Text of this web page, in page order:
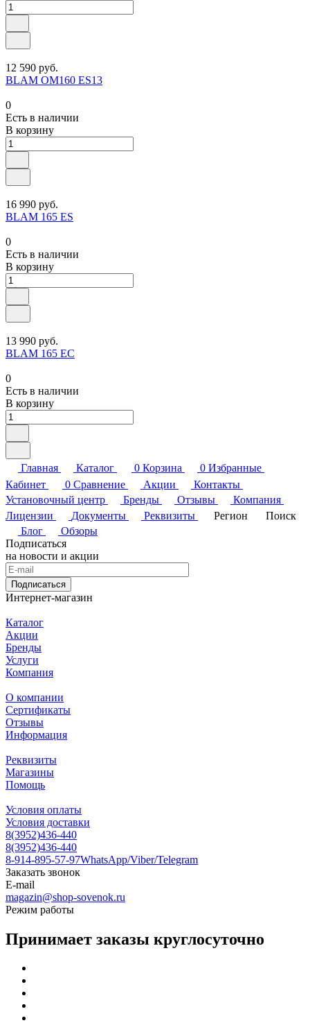
12 590 руб.
BLAM OM160 ES13
0
Есть в наличии
В корзину
16 990 руб.
BLAM 165 ES
0
Есть в наличии
В корзину
13 990 руб.
BLAM 165 EC
0
Есть в наличии
В корзину
Главная Каталог 0 Корзина 0 Избранные
Кабинет
0 Сравнение Акции
Контакты
Установочный центр
Бренды Отзывы
Компания
Лицензии
Документы Реквизиты Регион
Поиск
Блог
Обзоры
Подписаться
на новости и акции
Подписаться
Интернет-магазин
Каталог
Акции
Бренды
Услуги
Компания
О компании
Сертификаты
Отзывы
Информация
Реквизиты
Магазины
Помощь
Условия оплаты
Условия доставки
8(3952)436-440
8(3952)436-440
8-914-895-57-97WhatsApp/Viber/Telegram
Заказать звонок
E-mail
magazin@shop-sovenok.ru
Режим работы
Принимает заказы круглосуточно